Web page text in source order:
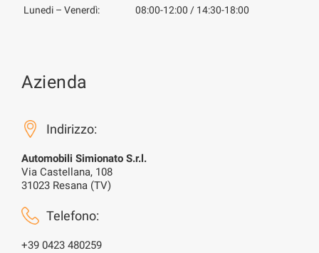
Lunedi – Venerdì:
08:00-12:00 / 14:30-18:00
Azienda
Indirizzo:
Automobili Simionato S.r.l.
Via Castellana, 108
31023 Resana (TV)
Telefono:
+39 0423 480259